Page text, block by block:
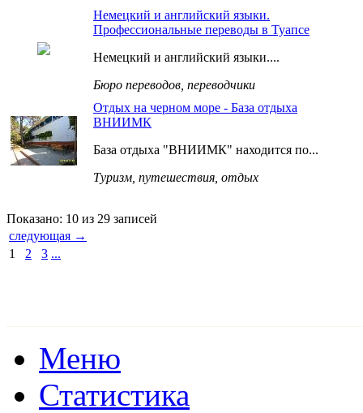
Немецкий и английский языки.
Профессиональные переводы в Туапсе
Немецкий и английский языки....
Бюро переводов, переводчики
Отдых на черном море - База отдыха
ВНИИМК
База отдыха "ВНИИМК" находится по...
Туризм, путешествия, отдых
Показано: 10 из 29 записей
следующая →
1
2 3 ...
Меню
Статистика